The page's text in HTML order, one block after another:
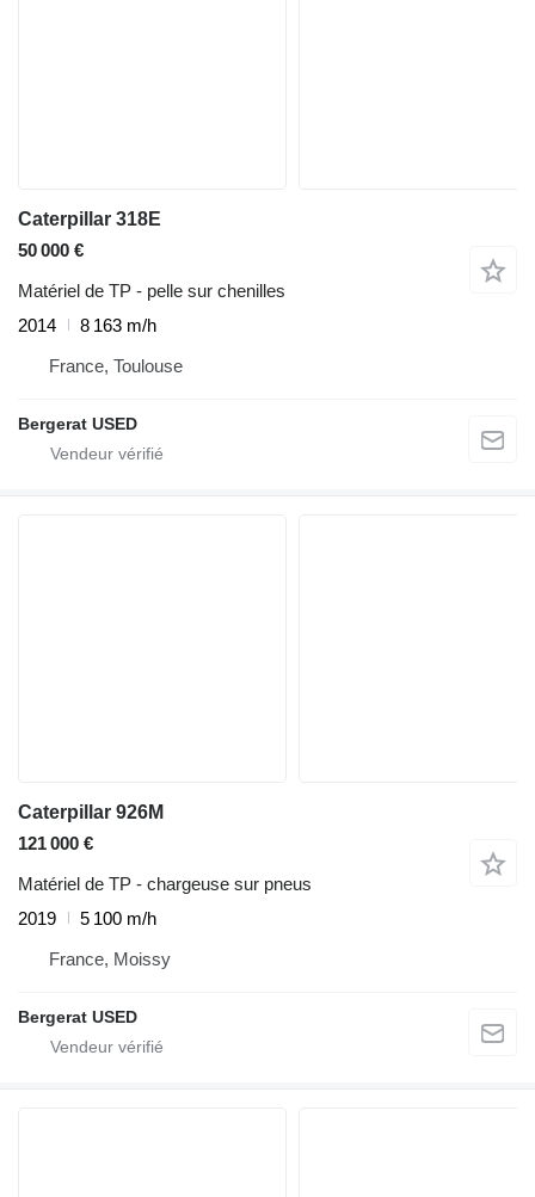
Caterpillar 318E
50 000 €
Matériel de TP - pelle sur chenilles
2014
8 163 m/h
France, Toulouse
Bergerat USED
Caterpillar 926M
121 000 €
Matériel de TP - chargeuse sur pneus
2019
5 100 m/h
France, Moissy
Bergerat USED